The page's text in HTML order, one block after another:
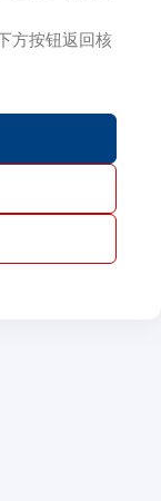
方按钮返回核